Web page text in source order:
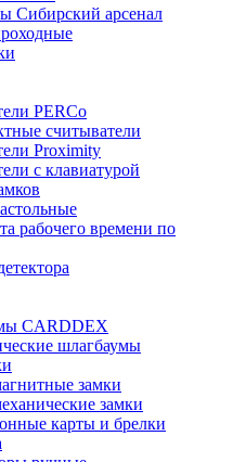
Сибирский арсенал
PERCo
считыватели
Proximity
с клавиатурой
рабочего времени по
CARDDEX
шлагбаумы
замки
замки
карты и брелки